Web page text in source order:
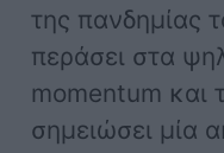
της πανδημίας
περάσει στα
momentum και
σημειώσει μία